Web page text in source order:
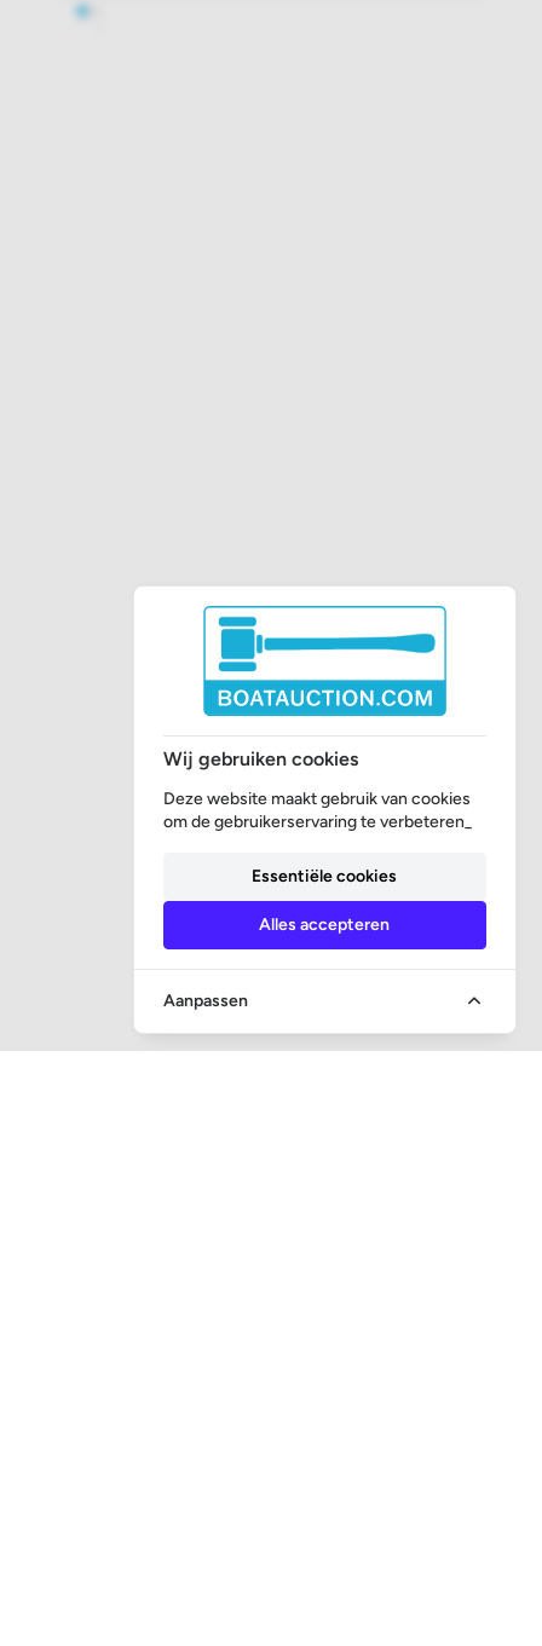
Wij gebruiken cookies
Deze website maakt gebruik van cookies
om de gebruikerservaring te verbeteren_
Essentiële cookies
Alles accepteren
Aanpassen